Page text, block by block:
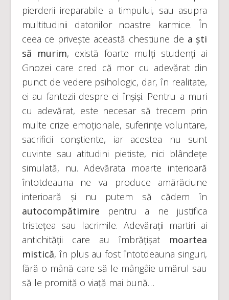
pierderii ireparabile a timpului, sau asupra
multitudinii datoriilor noastre karmice. În
ceea ce privește această chestiune de a ști
să murim, există foarte mulți studenți ai
Gnozei care cred că mor cu adevărat din
punct de vedere psihologic, dar, în realitate,
ei au fantezii despre ei înșiși. Pentru a muri
cu adevărat, este necesar să trecem prin
multe crize emoționale, suferințe voluntare,
sacrificii conștiente, iar acestea nu sunt
cuvinte sau atitudini pietiste, nici blândețe
simulată, nu. Adevărata moarte interioară
întotdeauna ne va produce amărăciune
interioară și nu putem să cădem în
autocompătimire pentru a ne justifica
tristețea sau lacrimile. Adevărații martiri ai
antichității care au îmbrățișat moartea
mistică, în plus au fost întotdeauna singuri,
fără o mână care să le mângâie umărul sau
să le promită o viață mai bună…